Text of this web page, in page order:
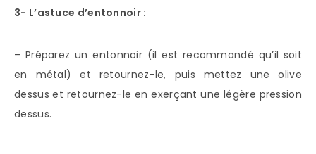
3- L’astuce d’entonnoir :
– Préparez un entonnoir (il est recommandé qu’il soit
en métal) et retournez-le, puis mettez une olive
dessus et retournez-le en exerçant une légère pression
dessus.